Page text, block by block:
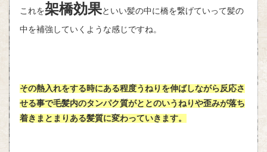
これを架橋効果といい髪の中に橋を繋げていって髪の
中を補強していくような感じですね。
その熱入れをする時にある程度うねりを伸ばしながら反応さ
せる事で毛髪内のタンパク質がととのいうねりや歪みが落ち
着きまとまりある髪質に変わっていきます。